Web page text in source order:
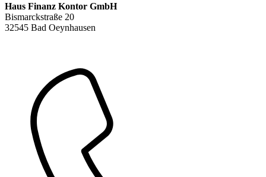
Haus Finanz Kontor GmbH
Bismarckstraße 20
32545 Bad Oeynhausen